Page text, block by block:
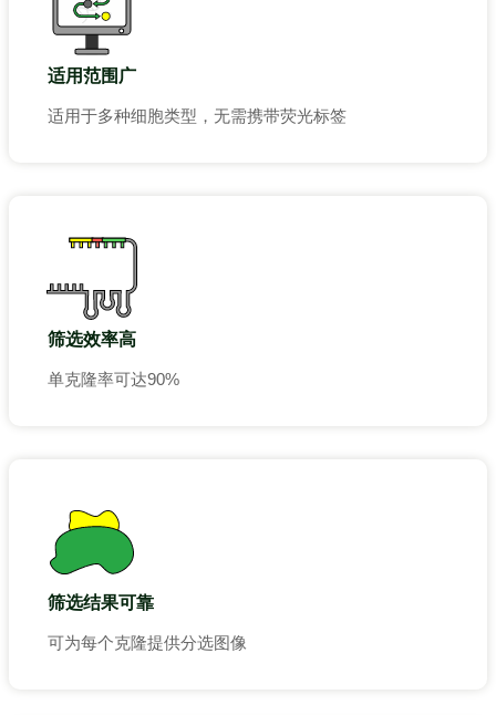
适用范围广
适用于多种细胞类型，无需携带荧光标签
筛选效率高
单克隆率可达90%
筛选结果可靠
可为每个克隆提供分选图像